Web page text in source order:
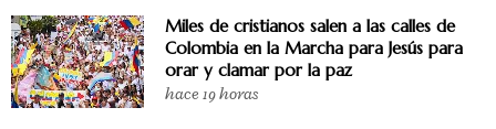
Miles de cristianos salen a las calles de
Colombia en la Marcha para Jesús para
orar y clamar por la paz
hace 19 horas